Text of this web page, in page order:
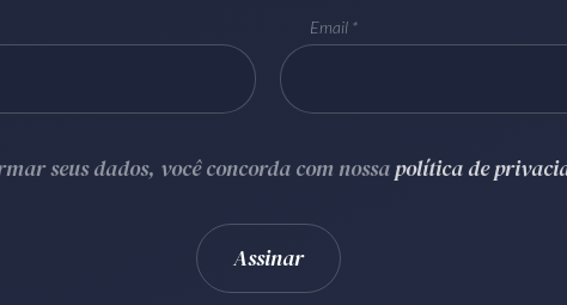
Email
seus dados, você concorda com nossapolítica de